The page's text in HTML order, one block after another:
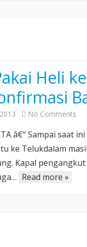
Heli
No Commentson
ke
â€“ Sampai saat
ke Telukdalam
Kapal
Read more »